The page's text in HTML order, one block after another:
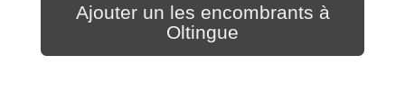
Ajouter un les encombrants à
Oltingue